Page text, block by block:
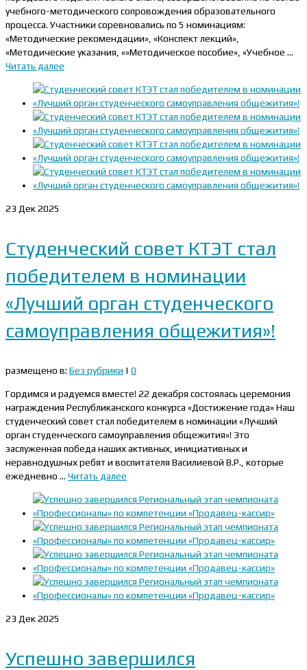
учебного-методического сопровождения образовательного
процесса. Участники соревновались по 5 номинациям:
«Методические рекомендации», «Конспект лекций»,
«Методические указания, «»Методическое пособие», «Учебное …
Читать далее
23 Дек 2025
Cтуденческий совет КТЭТ стал
победителем в номинации
«Лучший орган студенческого
самоуправления общежития»!
размещено в: Без рубрики | 0
Гордимся и радуемся вместе! 22 декабря состоялась церемония
награждения Республиканского конкурса «Достижение года» Наш
студенческий совет стал победителем в номинации «Лучший
орган студенческого самоуправления общежития»! Это
заслуженная победа наших активных, инициативных и
неравнодушных ребят и воспитателя Василиевой В.Р., которые
ежедневно … Читать далее
23 Дек 2025
Успешно завершился